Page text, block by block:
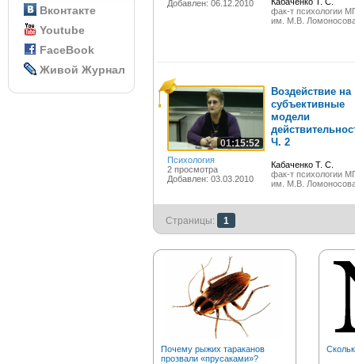
Вконтакте
Youtube
FaceBook
Живой Журнал
Добавлен: 06.12.2010
фак-т психологии
им. М.В.
01:15:52
Психология
2 просмотра
Добавлен: 03.03.2010
Воздействие на
субъективные
модели
Ч. 2
Кабаченко Т. С.
фак-т психологии
им. М.В.
Страницы: 1
Почему рыжих тараканов
прозвали «прусаками»?